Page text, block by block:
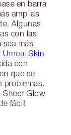
en barra
amplias
Algunas
con las
sea más
Unreal Skin
con
que se
problemas.
Sheer Glow
fácil!